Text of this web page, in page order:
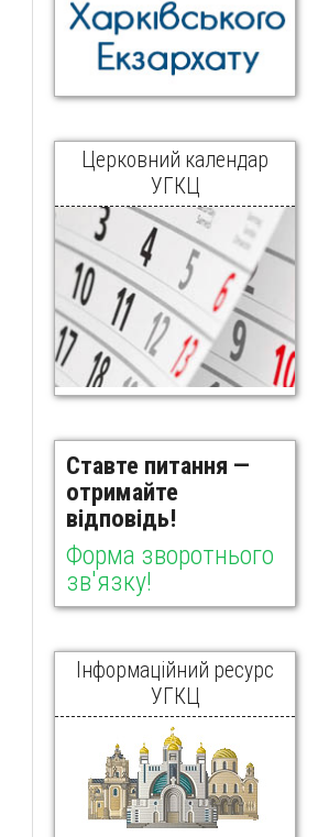
Церковний календар
УГКЦ
Ставте питання —
отримайте
відповідь!
Форма зворотнього
зв'язку!
Інформаційний ресурс
УГКЦ